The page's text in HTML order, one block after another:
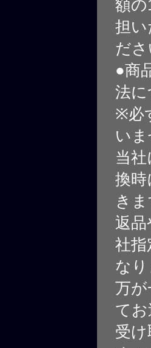
額の
担
ださ
●商
法
※必
いま
当
換
きま
返
社指
なり
万が
て
受